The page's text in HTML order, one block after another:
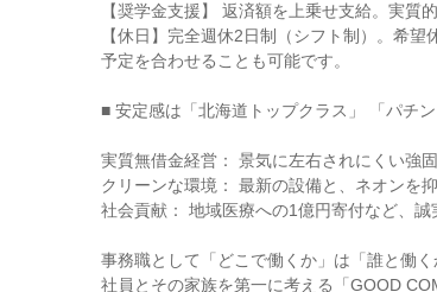
【奨学金支援】 返済額を上乗せ支給。実質
【休日】完全週休2日制（シフト制）。希
予定を合わせることも可能です。
■ 安定感は「北海道トップクラス」 「パチ
実質無借金経営： 景気に左右されにくい強固
クリーンな環境： 最新の設備と、ネオンを
社会貢献： 地域医療への1億円寄付など、誠
事務職として「どこで働くか」は「誰と働く
社員とその家族を第一に考える「GOOD